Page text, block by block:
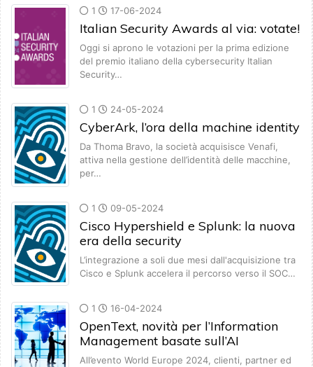
1 17-06-2024
Italian Security Awards al via: votate!
Oggi si aprono le votazioni per la prima edizione
del premio italiano della cybersecurity Italian
Security…
1 24-05-2024
CyberArk, l’ora della machine identity
Da Thoma Bravo, la società acquisisce Venafi,
attiva nella gestione dell’identità delle macchine,
per…
1 09-05-2024
Cisco Hypershield e Splunk: la nuova
era della security
L’integrazione a soli due mesi dall'acquisizione tra
Cisco e Splunk accelera il percorso verso il SOC…
1 16-04-2024
OpenText, novità per l’Information
Management basate sull’AI
All’evento World Europe 2024, clienti, partner ed